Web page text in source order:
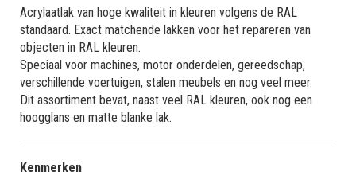
Acrylaatlak van hoge kwaliteit in kleuren volgens de RAL
standaard. Exact matchende lakken voor het repareren van
objecten in RAL kleuren.
Speciaal voor machines, motor onderdelen, gereedschap,
verschillende voertuigen, stalen meubels en nog veel meer.
Dit assortiment bevat, naast veel RAL kleuren, ook nog een
hoogglans en matte blanke lak.
Kenmerken